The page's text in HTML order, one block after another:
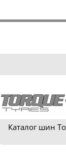
Каталог шин